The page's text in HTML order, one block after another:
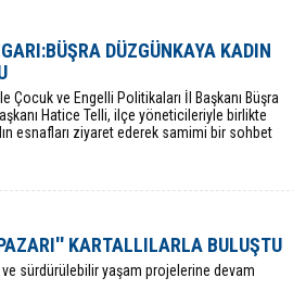
DÜZGÜNKAYA KADIN
Çocuk ve Engelli Politikaları İl Başkanı Büşra
Hatice Telli, ilçe yöneticileriyle birlikte
esnafları ziyaret ederek samimi bir sohbet
KARTALLILARLA BULUŞTU
sürdürülebilir yaşam projelerine devam